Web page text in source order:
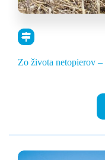
Zo života netopierov